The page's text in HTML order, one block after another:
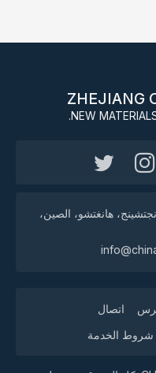
ZHEJIANG
NEW
هانغتشو، الصين،
اتصال
شروط الخدمة